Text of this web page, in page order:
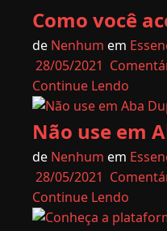
Como você
de Nenhum em
28/05/2021
Continue Lendo
Não use em
de Nenhum em
28/05/2021
Continue Lendo